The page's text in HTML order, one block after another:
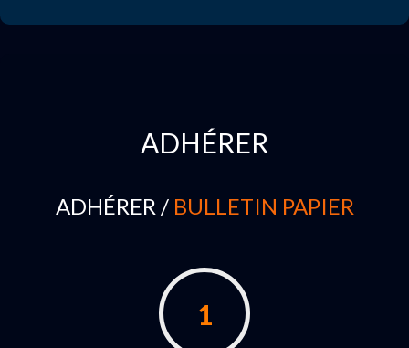
ADHÉRER
ADHÉRER /BULLETIN PAPIER
1